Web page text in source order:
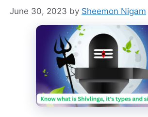
June 30, 2023 by Sheemon Nigam